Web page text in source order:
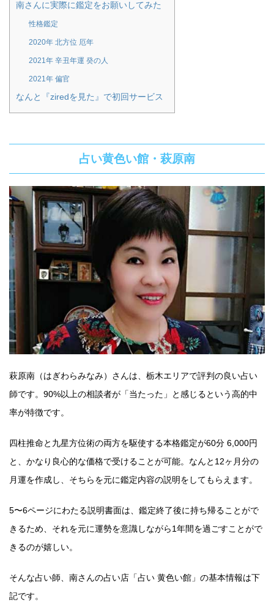
南さんに実際に鑑定をお願いしてみた
性格鑑定
2020年 北方位 厄年
2021年 辛丑年運 癸の人
2021年 偏官
なんと『ziredを見た』で初回サービス
占い黄色い館・萩原南
萩原南（はぎわらみなみ）さんは、栃木エリアで評判の良い占い
師です。90%以上の相談者が「当たった」と感じるという高的中
率が特徴です。
四柱推命と九星方位術の両方を駆使する本格鑑定が60分 6,000円
と、かなり良心的な価格で受けることが可能。なんと12ヶ月分の
月運を作成し、そちらを元に鑑定内容の説明をしてもらえます。
5〜6ページにわたる説明書面は、鑑定終了後に持ち帰ることがで
きるため、それを元に運勢を意識しながら1年間を過ごすことがで
きるのが嬉しい。
そんな占い師、南さんの占い店「占い 黄色い館」の基本情報は下
記です。